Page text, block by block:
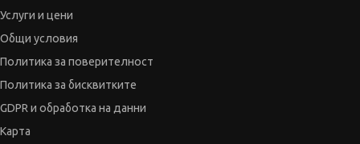
Услуги и цени
Общи условия
Политика за поверителност
Политика за бисквитките
GDPR и обработка на данни
Карта